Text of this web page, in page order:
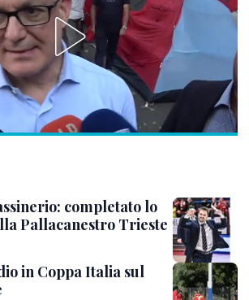
completato lo
Pallacanestro Trieste
in Coppa Italia sul